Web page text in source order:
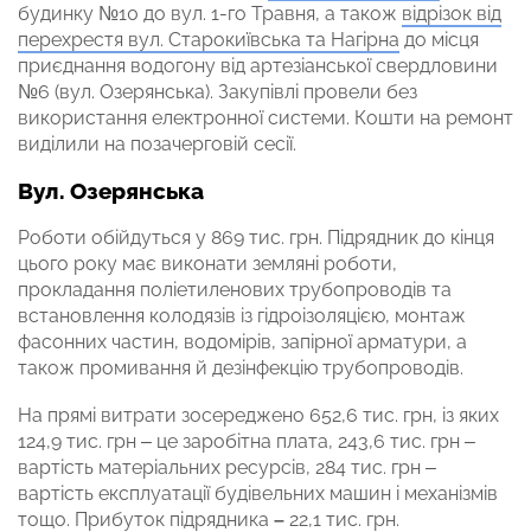
будинку №10 до вул. 1-го Травня, а також відрізок від
перехрестя вул. Старокиївська та Нагірна до місця
приєднання водогону від артезіанської свердловини
№6 (вул. Озерянська). Закупівлі провели без
використання електронної системи. Кошти на ремонт
виділили на позачерговій сесії.
Вул. Озерянська
Роботи обійдуться у 869 тис. грн. Підрядник до кінця
цього року має виконати земляні роботи,
прокладання поліетиленових трубопроводів та
встановлення колодязів із гідроізоляцією, монтаж
фасонних частин, водомірів, запірної арматури, а
також промивання й дезінфекцію трубопроводів.
На прямі витрати зосереджено 652,6 тис. грн, із яких
124,9 тис. грн – це заробітна плата, 243,6 тис. грн –
вартість матеріальних ресурсів, 284 тис. грн –
вартість експлуатації будівельних машин і механізмів
тощо. Прибуток підрядника – 22,1 тис. грн.